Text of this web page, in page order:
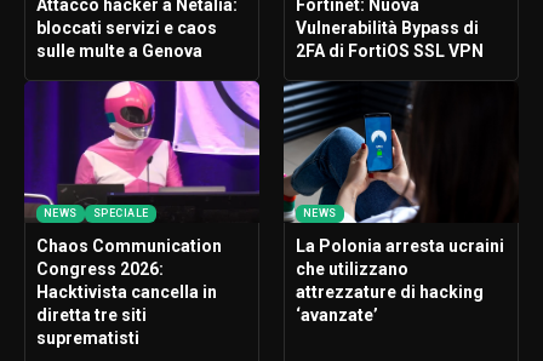
Attacco hacker a Netalia:
bloccati servizi e caos
sulle multe a Genova
Fortinet: Nuova
Vulnerabilità Bypass di
2FA di FortiOS SSL VPN
NEWS SPECIALE
Chaos Communication
Congress 2026:
Hacktivista cancella in
diretta tre siti
suprematisti
NEWS
La Polonia arresta ucraini
che utilizzano
attrezzature di hacking
‘avanzate’